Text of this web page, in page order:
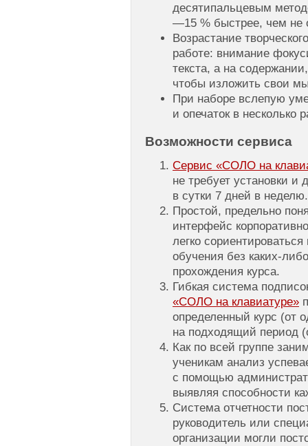
десятипальцевым
—15 % быстрее, чем не
Возрастание
работе: внимание
текста, а на
чтобы изложить свои
При наборе вслепую
и опечаток в несколько
Возможности сервиса
Сервис «СОЛО на
не требует установки и
в сутки 7 дней в неделю.
Простой, предельно
интерфейс
легко
обучения без каких-
прохождения курса.
Гибкая система
«СОЛО на клавиатуре»
определенный курс (от
на подходящий период
Как по всей группе
ученикам анализ
с помощью
выявляя способности
Система отчетности
руководитель или
организации могли